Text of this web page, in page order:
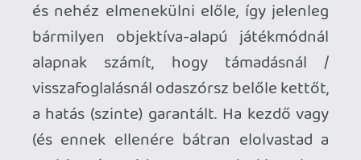
Vicces ezt tőled hallani, aki kitartótan
szidta hordta a Resi 6-ot minden egyes
cikknél, minden alkalmat kihasználva hogy
leszólhassa! Te még sokkal rosszabb vagy
mint én, szóval jobban tennéd ha
csendben maradsz...
ssj4vegita
2012.12.02 22:20:16